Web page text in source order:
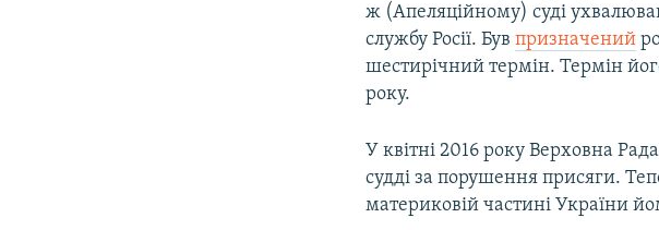
ж (Апеляційному) суді
службу Росії. Бувпризначений
шестирічний термін. Термін
року.
У квітні 2016 року Верховна
судді за порушення присяги.
материковій частині України